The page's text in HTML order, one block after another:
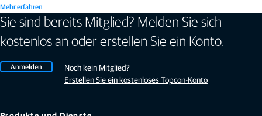
Mehr erfahren
Sie sind bereits Mitglied? Melden Sie sich
kostenlos an oder erstellen Sie ein Konto.
Anmelden
Noch kein Mitglied?
Erstellen Sie ein kostenloses Topcon-Konto